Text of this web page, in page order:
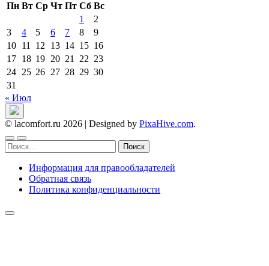
Пн Вт Ср Чт Пт Сб Вс
1
2
3
4 5 6 7 8
9
10 11 12 13 14 15 16
17 18 19 20 21 22 23
24 25 26 27 28 29 30
31
« Июл
© lacomfort.ru 2026 | Designed by PixaHive.com.
Найти:
Информация для правообладателей
Обратная связь
Политика конфиденциальности